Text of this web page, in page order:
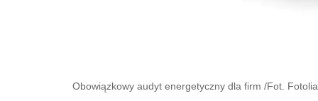
Obowiązkowy audyt energetyczny dla firm /Fot. Fotolia